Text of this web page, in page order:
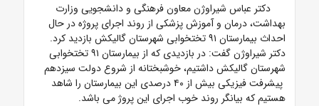
دکتر عباس شیراوژن معاون فرهنگی و دانشجویی وزارت
بهداشت، درمان و آموزش پزشکی از روند اجرای پروژه در حال
احداث بیمارستان ۹۱ تختخوابی شهرستان گالیکش بازدید کرد.
دکتر شیراوژن گفت: در بازدیدی که از بیمارستان ۹۱ تختخوابی
شهرستان گالیکش داشتیم، خوشبختانه از شروع دولت سیزدهم
پیشرفت فیزیکی بیش از ۴۰ درصدی این بیمارستان را شاهد
هستیم که بیانگر روند خوب اجرای این پروژ می باشد.